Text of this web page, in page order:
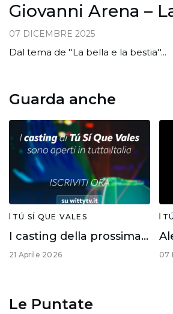
Giovanni Arena –
07 DICEMBRE 2025
Dal tema de ''La bella e la bestia''...
Guarda anche
TÚ SÍ QUE VALES
I casting della prossima edizione di #TuSiQueVales
21 Aprile 2026 07
Le Puntate